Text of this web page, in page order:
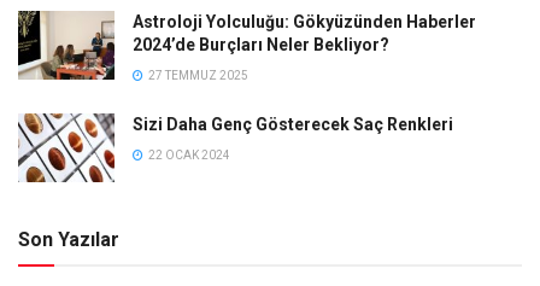
Astroloji Yolculuğu: Gökyüzünden Haberler
2024’de Burçları Neler Bekliyor?
27 TEMMUZ 2025
Sizi Daha Genç Gösterecek Saç Renkleri
22 OCAK 2024
Son Yazılar